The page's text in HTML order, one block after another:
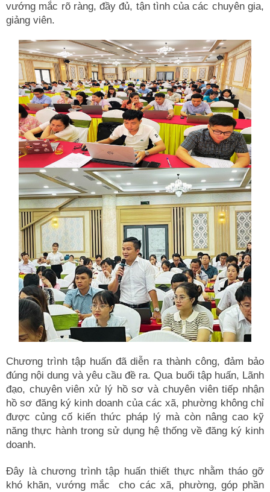
vướng mắc rõ ràng, đầy đủ, tận tình của các chuyên gia,
giảng viên.
Chương trình tập huấn đã diễn ra thành công, đảm bảo
đúng nội dung và yêu cầu đề ra. Qua buổi tập huấn, Lãnh
đạo, chuyên viên xử lý hồ sơ và chuyên viên tiếp nhận
hồ sơ đăng ký kinh doanh của các xã, phường không chỉ
được củng cố kiến thức pháp lý mà còn nâng cao kỹ
năng thực hành trong sử dụng hệ thống về đăng ký kinh
doanh.
Đây là chương trình tập huấn thiết thực nhằm tháo gỡ
khó khăn, vướng mắc cho các xã, phường, góp phần